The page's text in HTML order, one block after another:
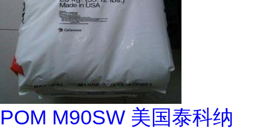
POM M90SW 美国泰科纳